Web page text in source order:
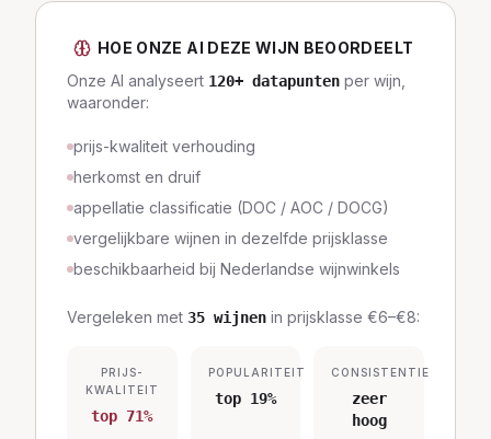
HOE ONZE AI DEZE WIJN BEOORDEELT
Onze AI analyseert 120+ datapunten per wijn,
waaronder:
prijs-kwaliteit verhouding
herkomst en druif
appellatie classificatie (DOC / AOC / DOCG)
vergelijkbare wijnen in dezelfde prijsklasse
beschikbaarheid bij Nederlandse wijnwinkels
Vergeleken met 35 wijnen in prijsklasse €6–€8:
PRIJS-
KWALITEIT
top 71%
POPULARITEIT
top 19%
CONSISTENTIE
zeer
hoog